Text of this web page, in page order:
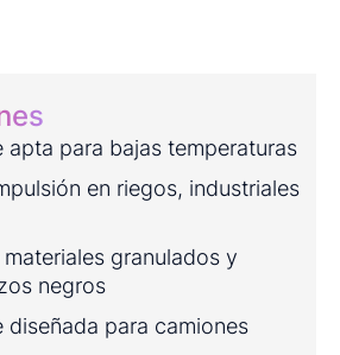
apta para bajas temperaturas
en riegos, industriales
granulados y
negros
diseñada para camiones